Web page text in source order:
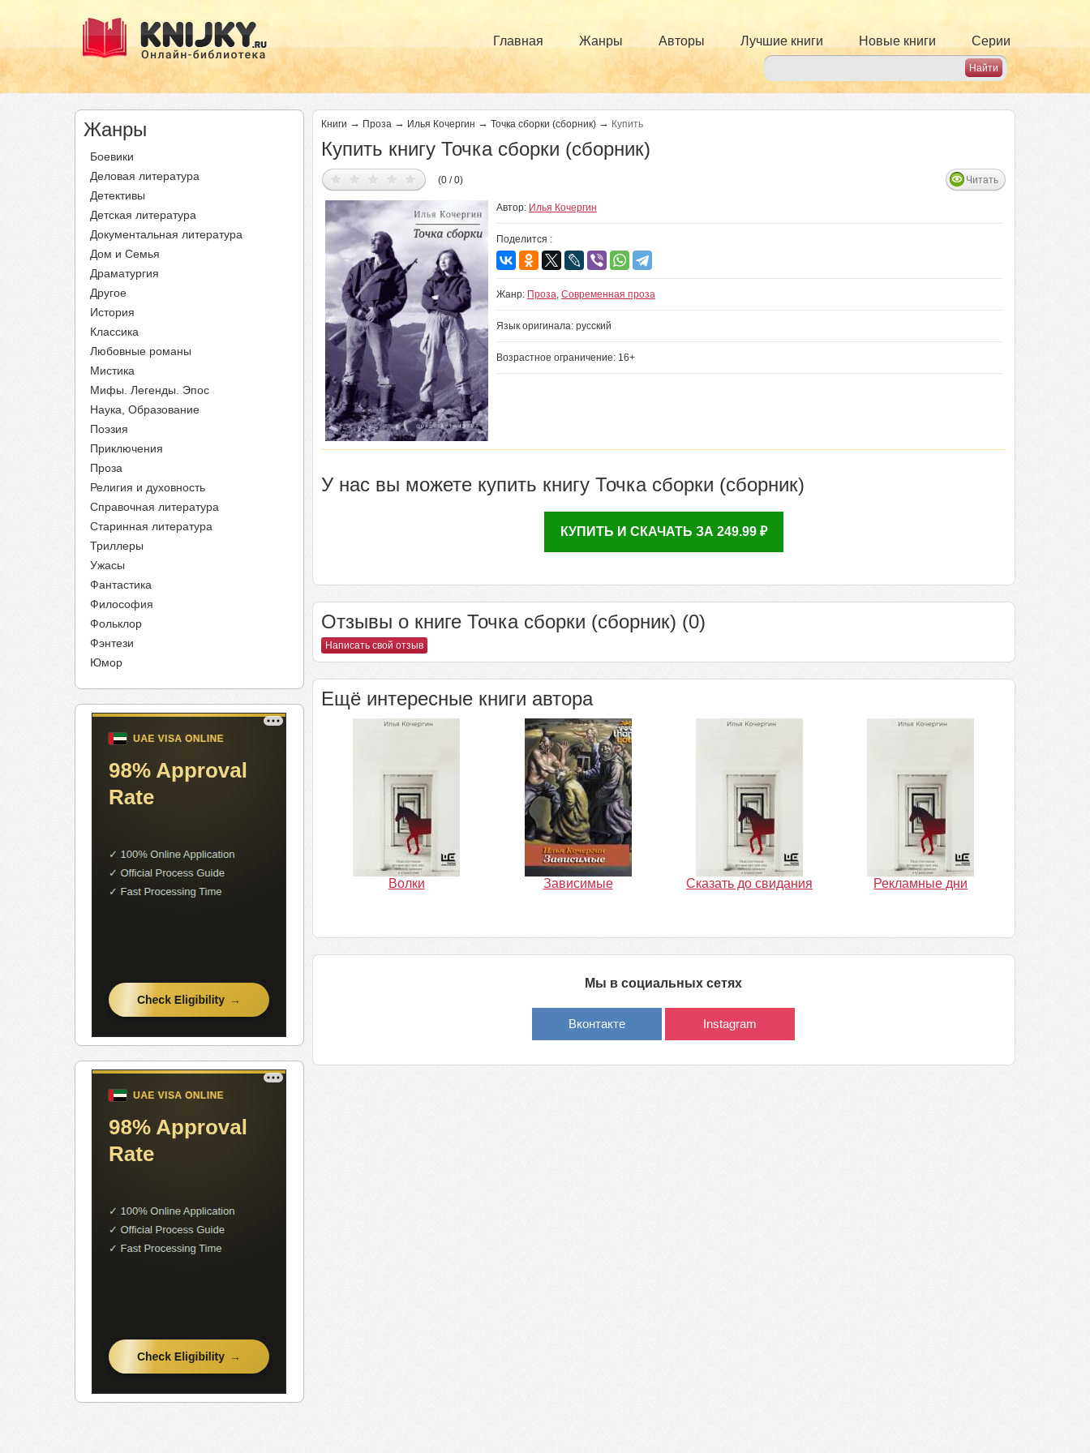
Главная Жанры Авторы Лучшие книги Новые книги Серии
Жанры
Боевики
Деловая литература
Детективы
Детская литература
Документальная литература
Дом и Семья
Драматургия
Другое
История
Классика
Любовные романы
Мистика
Мифы. Легенды. Эпос
Наука, Образование
Поэзия
Приключения
Проза
Религия и духовность
Справочная литература
Старинная литература
Триллеры
Ужасы
Фантастика
Философия
Фольклор
Фэнтези
Юмор
Книги → Проза → Илья Кочергин → Точка сборки (сборник) → Купить
Купить книгу Точка сборки (сборник)
(0 / 0) Читать
Автор: Илья Кочергин
Поделится :
Жанр: Проза, Современная проза
Язык оригинала: русский
Возрастное ограничение: 16+
У нас вы можете купить книгу Точка сборки (сборник)
КУПИТЬ И СКАЧАТЬ ЗА 249.99 ₽
Отзывы о книге Точка сборки (сборник) (0)
Написать свой отзыв
Ещё интересные книги автора
Волки Зависимые Сказать до свидания Рекламные дни
Мы в социальных сетях
Вконтакте Instagram